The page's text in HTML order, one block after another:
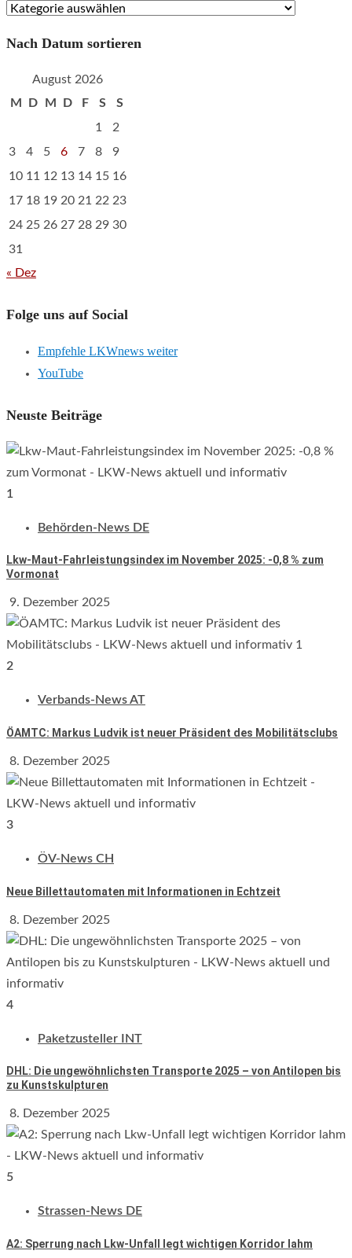
Nach Datum sortieren
August 2026
M
D M D F S
S
1
2
3
4 5 6 7 8
9
10 11 12 13 14 15 16
17 18 19 20 21 22 23
24 25 26 27 28 29 30
31
« Dez
Folge uns auf Social
Empfehle LKWnews weiter
YouTube
Neuste Beiträge
1
Behörden-News DE
Lkw-Maut-Fahrleistungsindex im November 2025: -0,8 % zum
Vormonat
9. Dezember 2025
2
Verbands-News AT
ÖAMTC: Markus Ludvik ist neuer Präsident des Mobilitätsclubs
8. Dezember 2025
3
ÖV-News CH
Neue Billettautomaten mit Informationen in Echtzeit
8. Dezember 2025
4
Paketzusteller INT
DHL: Die ungewöhnlichsten Transporte 2025 – von Antilopen bis
zu Kunstskulpturen
8. Dezember 2025
5
Strassen-News DE
A2: Sperrung nach Lkw-Unfall legt wichtigen Korridor lahm